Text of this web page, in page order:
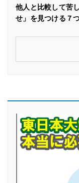
他人と比較して苦
せ」を見つける７